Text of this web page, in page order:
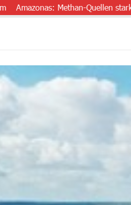
Methan-Quellen stark